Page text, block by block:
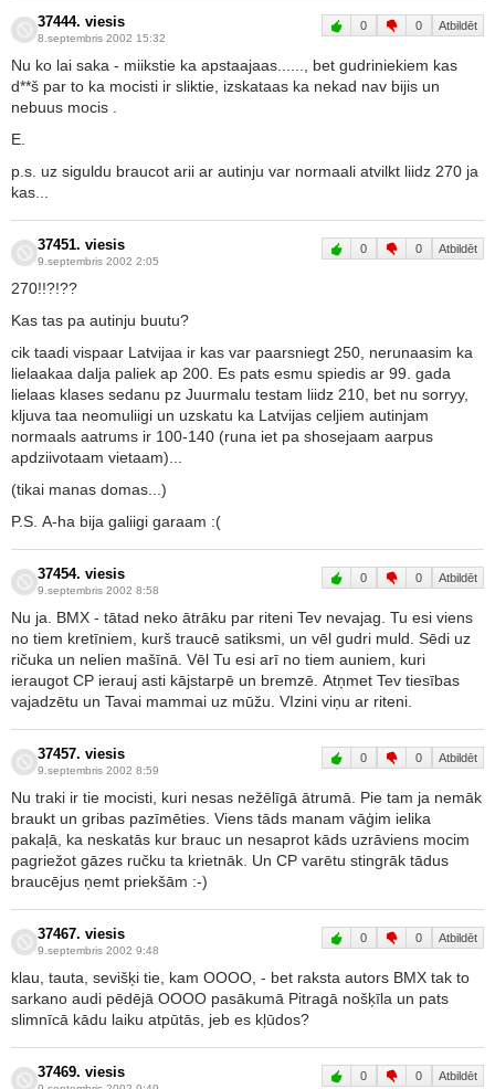
37444. viesis
8.septembris 2002 15:32
0 0 Atbildēt
Nu ko lai saka - miikstie ka apstaajaas......, bet gudriniekiem kas
d**š par to ka mocisti ir sliktie, izskataas ka nekad nav bijis un
nebuus mocis .
E.
p.s. uz siguldu braucot arii ar autinju var normaali atvilkt liidz 270 ja
kas...
37451. viesis
9.septembris 2002 2:05
0 0 Atbildēt
270!!?!??
Kas tas pa autinju buutu?
cik taadi vispaar Latvijaa ir kas var paarsniegt 250, nerunaasim ka
lielaakaa dalja paliek ap 200. Es pats esmu spiedis ar 99. gada
lielaas klases sedanu pz Juurmalu testam liidz 210, bet nu sorryy,
kljuva taa neomuliigi un uzskatu ka Latvijas celjiem autinjam
normaals aatrums ir 100-140 (runa iet pa shosejaam aarpus
apdziivotaam vietaam)...
(tikai manas domas...)
P.S. A-ha bija galiigi garaam :(
37454. viesis
9.septembris 2002 8:58
0 0 Atbildēt
Nu ja. BMX - tātad neko ātrāku par riteni Tev nevajag. Tu esi viens
no tiem kretīniem, kurš traucē satiksmi, un vēl gudri muld. Sēdi uz
ričuka un nelien mašīnā. Vēl Tu esi arī no tiem auniem, kuri
ieraugot CP ierauj asti kājstarpē un bremzē. Atņmet Tev tiesības
vajadzētu un Tavai mammai uz mūžu. VIzini viņu ar riteni.
37457. viesis
9.septembris 2002 8:59
0 0 Atbildēt
Nu traki ir tie mocisti, kuri nesas nežēlīgā ātrumā. Pie tam ja nemāk
braukt un gribas pazīmēties. Viens tāds manam vāģim ielika
pakaļā, ka neskatās kur brauc un nesaprot kāds uzrāviens mocim
pagriežot gāzes ručku ta krietnāk. Un CP varētu stingrāk tādus
braucējus ņemt priekšām :-)
37467. viesis
9.septembris 2002 9:48
0 0 Atbildēt
klau, tauta, sevišķi tie, kam OOOO, - bet raksta autors BMX tak to
sarkano audi pēdējā OOOO pasākumā Pitragā nošķīla un pats
slimnīcā kādu laiku atpūtās, jeb es kļūdos?
37469. viesis 0 0 Atbildēt